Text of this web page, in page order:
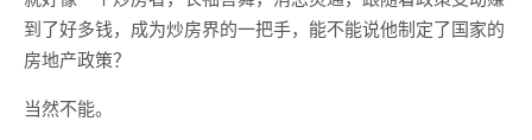
到了好多钱，成为炒房界的一把手，能不能说他制定了国家的
房地产政策？
当然不能。